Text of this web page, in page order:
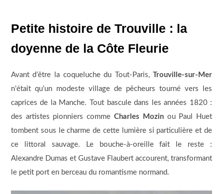
Petite histoire de Trouville : la
doyenne de la Côte Fleurie
Avant d’être la coqueluche du Tout-Paris,Trouville-sur-Mer
n’était qu’un modeste village de pêcheurs tourné vers les
caprices de la Manche. Tout bascule dans les années 1820 :
des artistes pionniers comme Charles Mozinou Paul Huet
tombent sous le charme de cette lumière si particulière et de
ce littoral sauvage. Le bouche-à-oreille fait le reste :
Alexandre Dumas et Gustave Flaubert accourent, transformant
le petit port en berceau du romantisme normand.